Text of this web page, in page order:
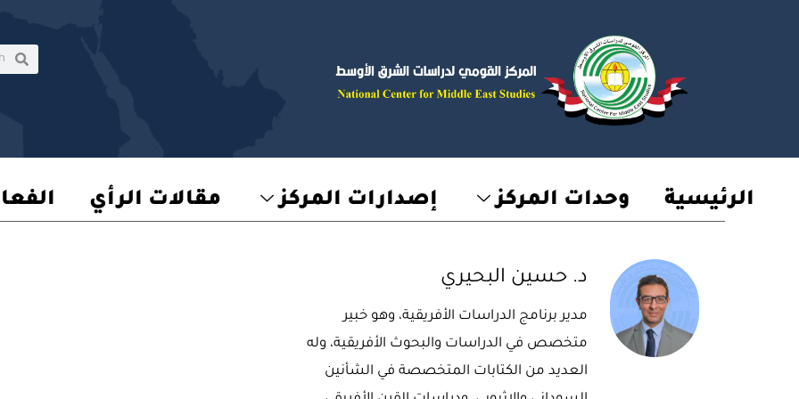
الرئيسية وحدات المركز إصدارات المركز مقالات الرأي
د. حسين البحيري
مدير برنامج الدراسات الأفريقية، وهو خبير
متخصص في الدراسات والبحوث الأفريقية، وله
العديد من الكتابات المتخصصة في الشأنين